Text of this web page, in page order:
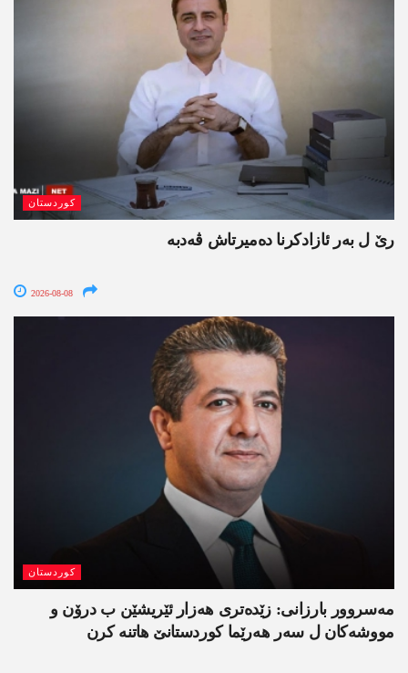
کوردستان
رێ ل بەر ئازادکرنا دەمیرتاش ڤەدبە
2026-08-08
کوردستان
مەسروور بارزانی: زێدەتری ھەزار ئێریشێن ب درۆن و
مووشەکان ل سەر ھەرێما کوردستانێ ھاتنە کرن